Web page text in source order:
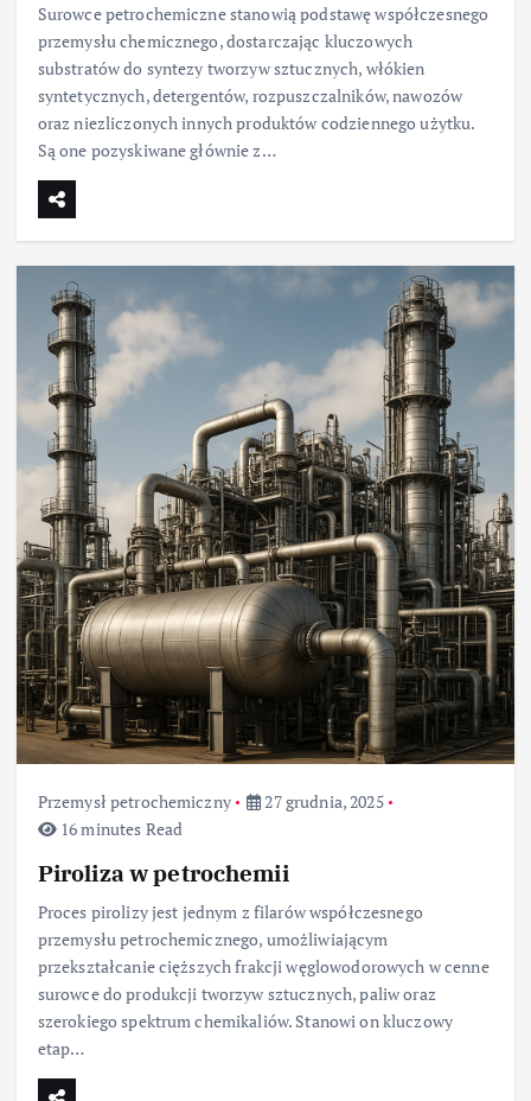
Surowce petrochemiczne stanowią podstawę współczesnego
przemysłu chemicznego, dostarczając kluczowych
substratów do syntezy tworzyw sztucznych, włókien
syntetycznych, detergentów, rozpuszczalników, nawozów
oraz niezliczonych innych produktów codziennego użytku.
Są one pozyskiwane głównie z…
Przemysł petrochemiczny
27 grudnia, 2025
16 minutes Read
Piroliza w petrochemii
Proces pirolizy jest jednym z filarów współczesnego
przemysłu petrochemicznego, umożliwiającym
przekształcanie cięższych frakcji węglowodorowych w cenne
surowce do produkcji tworzyw sztucznych, paliw oraz
szerokiego spektrum chemikaliów. Stanowi on kluczowy
etap…